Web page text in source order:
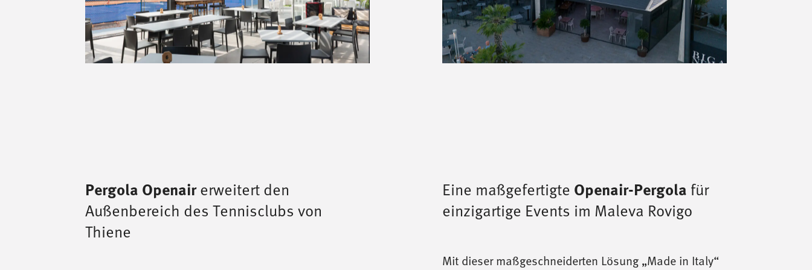
Pergola Openairerweitert den
Außenbereich des Tennisclubs von
Thiene
Eine maßgefertigte Openair-Pergola für
einzigartige Events im Maleva Rovigo
Mit dieser maßgeschneiderten Lösung „Made in Italy“